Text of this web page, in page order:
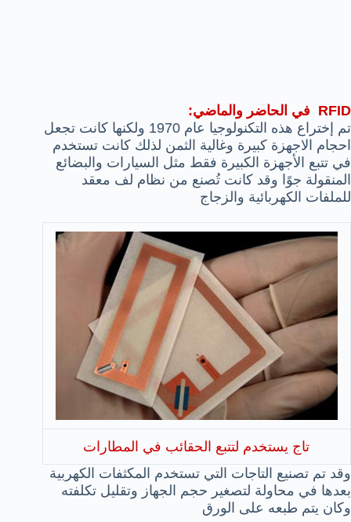
RFID في الحاضر والماضي:
تم إختراع هذه التكنولوجيا عام 1970 ولكنها كانت تجعل
احجام الاجهزة كبيرة وغالية الثمن لذلك كانت تستخدم
في تتبع الأجهزة الكبيرة فقط مثل السيارات والبضائع
المنقولة جوًا وقد كانت تُصنع من نظام لف معقد
للملفات الكهربائية والزجاج
تاج يستخدم لتتبع الحقائب في المطارات
وقد تم تصنيع التاجات التي تستخدم المكثفات الكهربية
بعدها في محاولة لتصغير حجم الجهاز وتقليل تكلفته
وكان يتم طبعه على الورق